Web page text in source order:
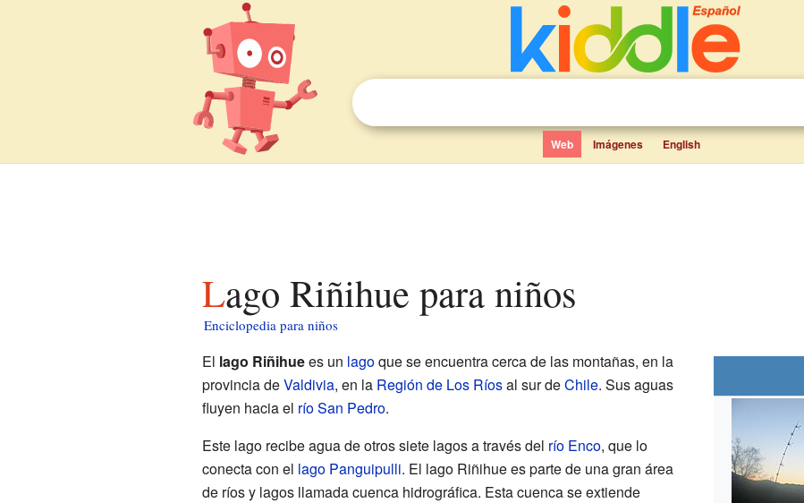
Web Imágenes English
Lago Riñihue para niños
Enciclopedia para niños
El lago Riñihuees un lagoque se encuentra cerca de las montañas, en la
provincia deValdivia, en la Región de Los Ríosal sur deChile. Sus aguas
fluyen hacia el río San Pedro.
Este lago recibe agua de otros siete lagos a través del río Enco, que lo
conecta con el lago Panguipulli. El lago Riñihue es parte de una gran área
de ríos y lagos llamada cuenca hidrográfica. Esta cuenca se extiende